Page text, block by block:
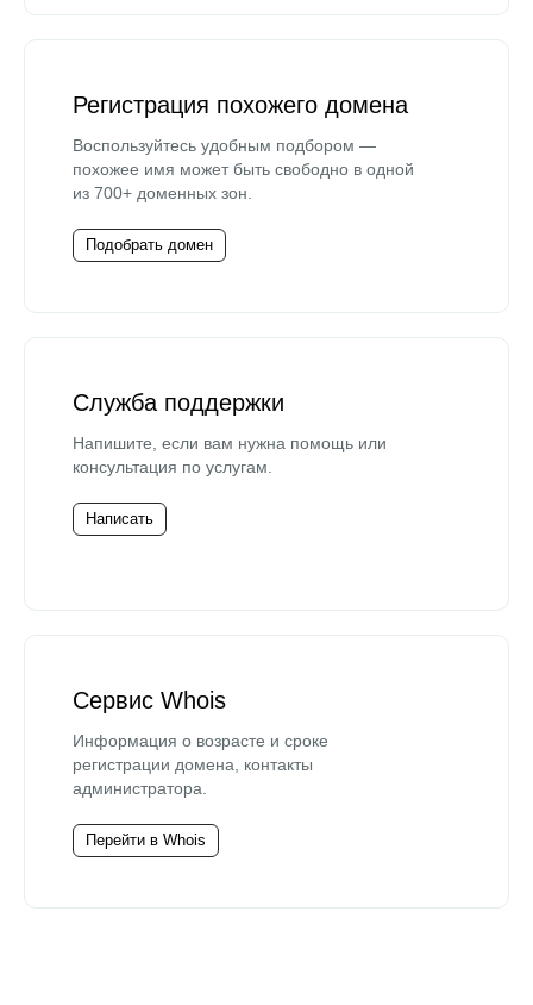
Регистрация похожего домена
Воспользуйтесь удобным подбором —
похожее имя может быть свободно в одной
из 700+ доменных зон.
Подобрать домен
Служба поддержки
Напишите, если вам нужна помощь или
консультация по услугам.
Написать
Сервис Whois
Информация о возрасте и сроке
регистрации домена, контакты
администратора.
Перейти в Whois